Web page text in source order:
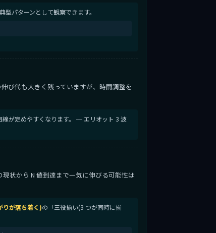
型パターンとして観察できます。
び代も大きく残っていますが、時間調整を
線が定めやすくなります。 ─ エリオット 3 波
状から N 値到達まで一気に伸びる可能性は
りが落ち着く)の「三役揃い(3 つが同時に揃